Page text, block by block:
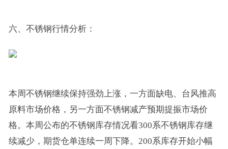
六、不锈钢行情分析：
本周不锈钢继续保持强劲上涨，一方面缺电、台风推高
原料市场价格，另一方面不锈钢减产预期提振市场价
格。本周公布的不锈钢库存情况看300系不锈钢库存继
续减少，期货仓单连续一周下降。200系库存开始小幅